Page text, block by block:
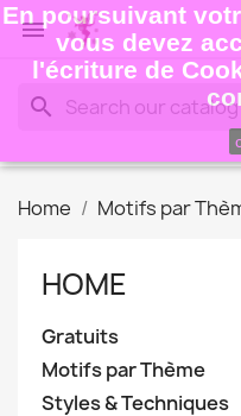
En poursuivant
vous devez
l'écriture de

search
Home Motifs par
HOME
Gratuits
Motifs par Thème
Styles & Techniques